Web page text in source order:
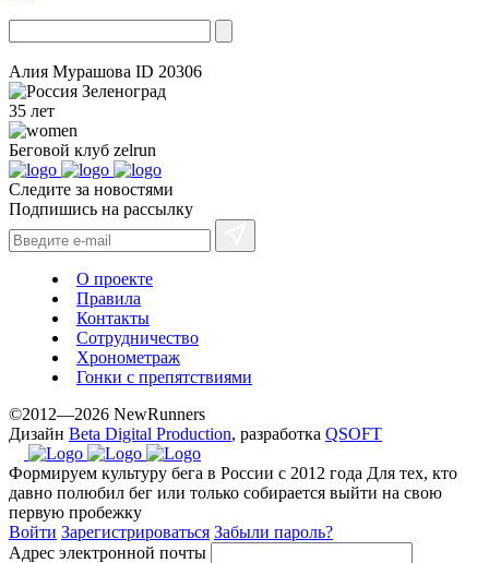
Алия Мурашова ID 20306
Зеленоград
35 лет
Беговой клуб zelrun
Следите за новостями
Подпишись на рассылку
О проекте
Правила
Контакты
Сотрудничество
Хронометраж
Гонки с препятствиями
©2012—2026 NewRunners
Дизайн Beta Digital Production, разработка QSOFT
Формируем культуру бега в России с 2012 года Для тех, кто
давно полюбил бег или только собирается выйти на свою
первую пробежку
Войти Зарегистрироваться Забыли пароль?
Адрес электронной почты